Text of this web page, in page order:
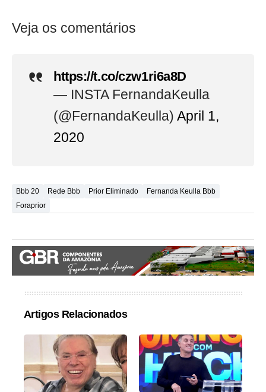
Veja os comentários
https://t.co/czw1ri6a8D
— INSTA FernandaKeulla
(@FernandaKeulla) April 1,
2020
Bbb 20 Rede Bbb Prior Eliminado
Fernanda Keulla Bbb
Foraprior
Artigos Relacionados